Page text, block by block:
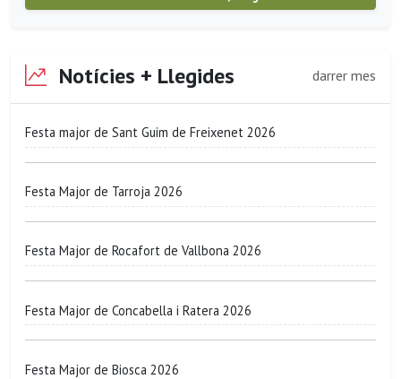
Notícies + Llegides darrer mes
Festa major de Sant Guim de Freixenet 2026
Festa Major de Tarroja 2026
Festa Major de Rocafort de Vallbona 2026
Festa Major de Concabella i Ratera 2026
Festa Major de Biosca 2026